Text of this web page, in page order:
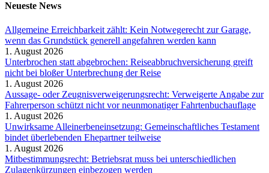
Neueste News
Allgemeine Erreichbarkeit zählt: Kein Notwegerecht zur Garage,
wenn das Grundstück generell angefahren werden kann
1. August 2026
Unterbrochen statt abgebrochen: Reiseabbruchversicherung greift
nicht bei bloßer Unterbrechung der Reise
1. August 2026
Aussage- oder Zeugnisverweigerungsrecht: Verweigerte Angabe zur
Fahrerperson schützt nicht vor neunmonatiger Fahrtenbuchauflage
1. August 2026
Unwirksame Alleinerbeneinsetzung: Gemeinschaftliches Testament
bindet überlebenden Ehepartner teilweise
1. August 2026
Mitbestimmungsrecht: Betriebsrat muss bei unterschiedlichen
Zulagenkürzungen einbezogen werden